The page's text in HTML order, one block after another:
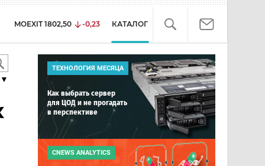
MOEXIT 1802,50 -0,23 КАТАЛОГ
ТЕХНОЛОГИЯ МЕСЯЦА
Как выбрать сервер
для ЦОД и не прогадать
в перспективе
CNEWS ANALYTICS